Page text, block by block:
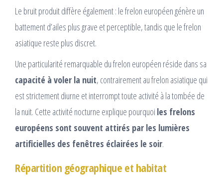
Le bruit produit diffère également : le frelon européen génère un
battement d’ailes plus grave et perceptible, tandis que le frelon
asiatique reste plus discret.
Une particularité remarquable du frelon européen réside dans sa
capacité à voler la nuit, contrairement au frelon asiatique qui
est strictement diurne et interrompt toute activité à la tombée de
la nuit. Cette activité nocturne explique pourquoi les frelons
européens sont souvent attirés par les lumières
artificielles des fenêtres éclairées le soir.
Répartition géographique et habitat